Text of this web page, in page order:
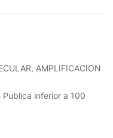
AMPLIFICACION
inferior a 100